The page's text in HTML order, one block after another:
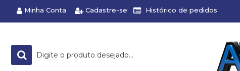
Minha Conta Cadastre-se Histórico de pedidos